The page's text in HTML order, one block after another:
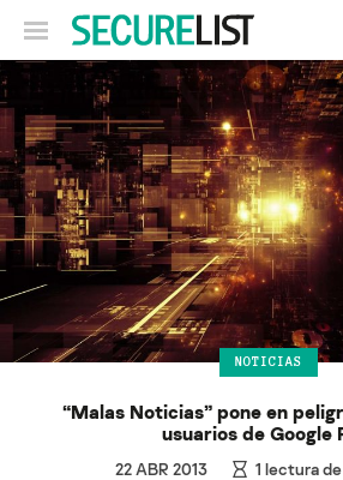
NOTICIAS
“Malas Noticias” pone en
usuarios de Google
22 ABR 2013 1 lectura